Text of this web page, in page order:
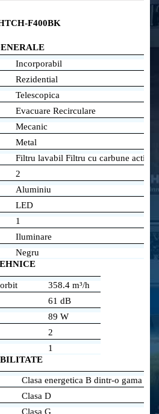
F400BK
Incorporabil
Rezidential
Telescopica
Evacuare Recirculare
Mecanic
Metal
Filtru lavabil Filtru cu carbune activ
2
Aluminiu
LED
1
Iluminare
Negru
358.4 m³/h
61 dB
89 W
2
1
Clasa energetica B dintr-o gama de
Clasa D
Clasa G